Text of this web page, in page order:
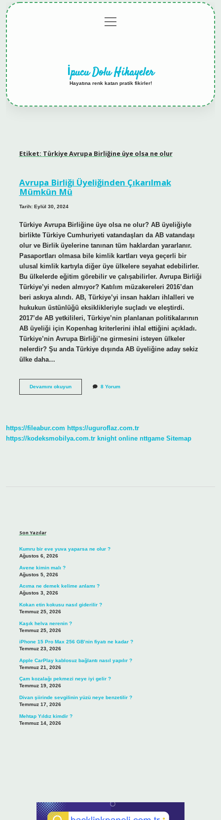
menüyü
aç
İpucu Dolu Hikayeler
Hayatına renk katan pratik fikirler!
Etiket: Türkiye Avrupa Birliğine üye olsa ne olur
Avrupa Birliği Üyeliğinden Çıkarılmak
Mümkün Mü
Tarih: Eylül 30, 2024
Türkiye Avrupa Birliğine üye olsa ne olur? AB üyeliğiyle
birlikte Türkiye Cumhuriyeti vatandaşları da AB vatandaşı
olur ve Birlik üyelerine tanınan tüm haklardan yararlanır.
Pasaportları olmasa bile kimlik kartları veya geçerli bir
ulusal kimlik kartıyla diğer üye ülkelere seyahat edebilirler.
Bu ülkelerde eğitim görebilir ve çalışabilirler. Avrupa Birliği
Türkiye’yi neden almıyor? Katılım müzakereleri 2016’dan
beri askıya alındı. AB, Türkiye’yi insan hakları ihlalleri ve
hukukun üstünlüğü eksiklikleriyle suçladı ve eleştirdi.
2017’de AB yetkilileri, Türkiye’nin planlanan politikalarının
AB üyeliği için Kopenhag kriterlerini ihlal ettiğini açıkladı.
Türkiye’nin Avrupa Birliği’ne girmesini isteyen ülkeler
nelerdir? Şu anda Türkiye dışında AB üyeliğine aday sekiz
ülke daha…
Devamını okuyunAvrupa
8 Yorum
https://fileabur.com https://uguroflaz.com.tr
https://kodeksmobilya.com.tr knight online nttgame Sitemap
Son Yazılar
Kumru bir eve yuva yaparsa ne olur ?
Ağustos 6, 2026
Avene kimin malı ?
Ağustos 5, 2026
Acıma ne demek kelime anlamı ?
Ağustos 3, 2026
Kokan etin kokusu nasıl giderilir ?
Temmuz 25, 2026
Kaşık helva nerenin ?
Temmuz 25, 2026
iPhone 15 Pro Max 256 GB’nin fiyatı ne kadar ?
Temmuz 23, 2026
Apple CarPlay kablosuz bağlantı nasıl yapılır ?
Temmuz 21, 2026
Çam kozalağı pekmezi neye iyi gelir ?
Temmuz 19, 2026
Divan şiirinde sevgilinin yüzü neye benzetilir ?
Temmuz 17, 2026
Mehtap Yıldız kimdir ?
Temmuz 14, 2026